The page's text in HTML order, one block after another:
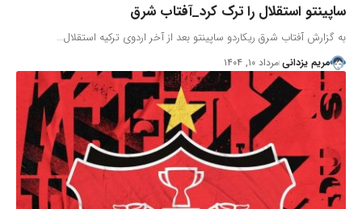
ساپینتو استقلال را ترک کرد_آفتاب شرق
به گزارش آفتاب شرق ریکاردو ساپینتو بعد از آخر اردوی ترکیه استقلال…
مریم یزدانی مرداد ۱۰, ۱۴۰۴